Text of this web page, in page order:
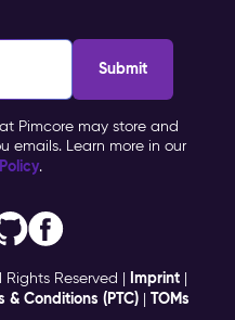
Pimcore may store and
emails. Learn more in our
.
Reserved | Imprint|
& Conditions (PTC) | TOMs